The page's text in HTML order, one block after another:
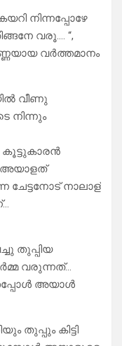
നിന്നപ്പോഴേ
വരൂ…. “,
വർത്തമാനം
വീണു
നിന്നും
കൂട്ടുകാരൻ
അയാളത്
ചേട്ടനോട് നാലാള്
തുപ്പിയ
വരുന്നത്…
അയാൾ
തുപ്പും കിട്ടി